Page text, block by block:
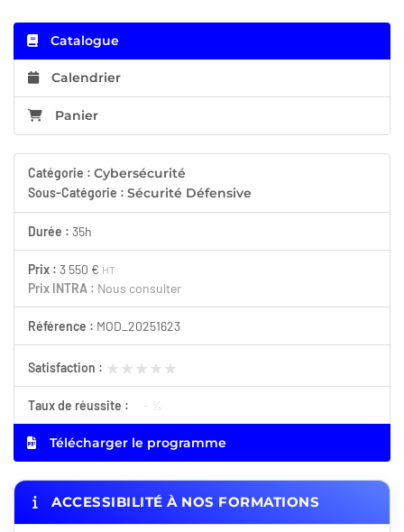
Catalogue
Calendrier
Panier
Catégorie : Cybersécurité
Sous-Catégorie : Sécurité Défensive
Durée : 35h
Prix : 3 550 € HT
Prix INTRA : Nous consulter
Référence : MOD_20251623
Satisfaction : ★★★★★
★★★★★
Taux de réussite : - %
Télécharger le programme
ACCESSIBILITÉ À NOS FORMATIONS